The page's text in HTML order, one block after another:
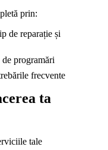
prin:
de reparație și
programări
frecvente
ta
tale